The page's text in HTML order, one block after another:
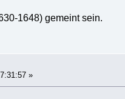
1648) gemeint sein.
»